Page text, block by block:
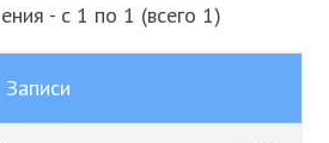
- с 1 по 1 (всего 1)
Записи